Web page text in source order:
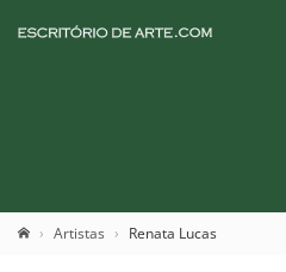
Artistas Renata Lucas